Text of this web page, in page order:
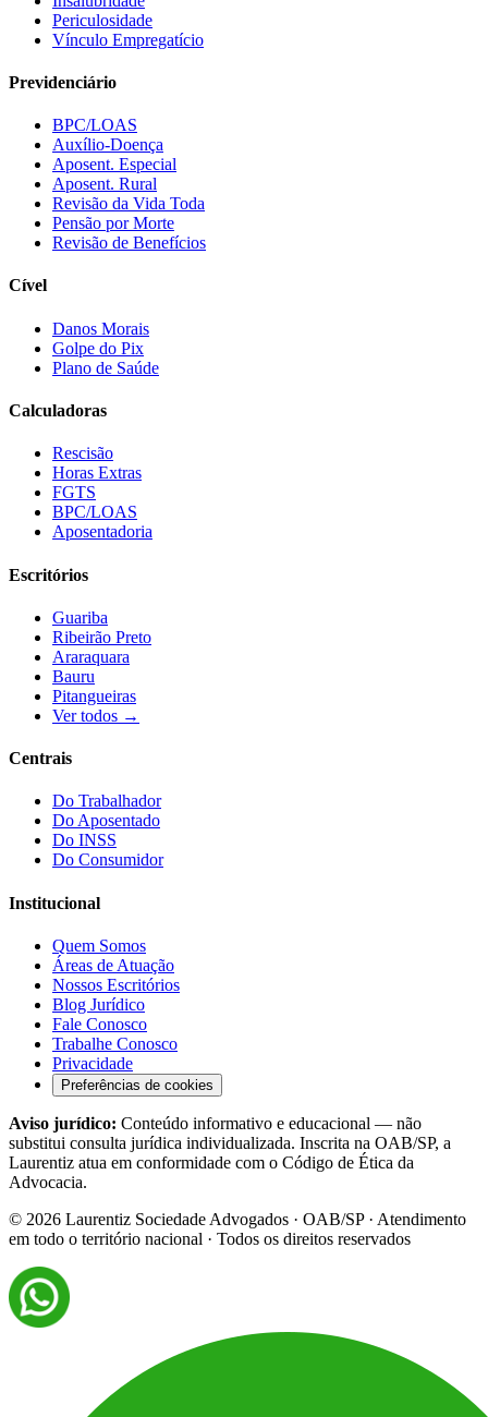
Periculosidade
Vínculo Empregatício
Previdenciário
BPC/LOAS
Auxílio-Doença
Aposent. Especial
Aposent. Rural
Revisão da Vida Toda
Pensão por Morte
Revisão de Benefícios
Cível
Danos Morais
Golpe do Pix
Plano de Saúde
Calculadoras
Rescisão
Horas Extras
FGTS
BPC/LOAS
Aposentadoria
Escritórios
Guariba
Ribeirão Preto
Araraquara
Bauru
Pitangueiras
Ver todos →
Centrais
Do Trabalhador
Do Aposentado
Do INSS
Do Consumidor
Institucional
Quem Somos
Áreas de Atuação
Nossos Escritórios
Blog Jurídico
Fale Conosco
Trabalhe Conosco
Privacidade
Preferências de cookies
Aviso jurídico: Conteúdo informativo e educacional — não
substitui consulta jurídica individualizada. Inscrita na OAB/SP, a
Laurentiz atua em conformidade com o Código de Ética da
Advocacia.
© 2026 Laurentiz Sociedade Advogados · OAB/SP · Atendimento
em todo o território nacional · Todos os direitos reservados